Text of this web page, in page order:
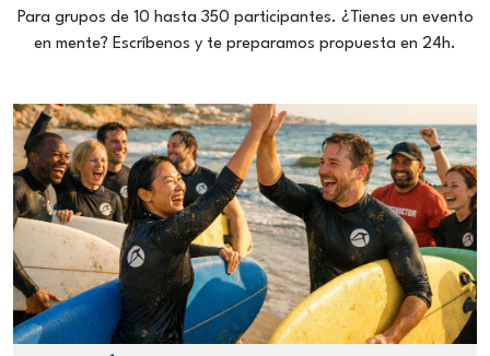
Para grupos de 10 hasta 350 participantes. ¿Tienes un evento
en mente? Escríbenos y te preparamos propuesta en 24h.